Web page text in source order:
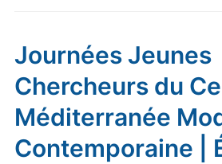
Journées Jeunes
Chercheurs du
Méditerranée
Contemporaine |